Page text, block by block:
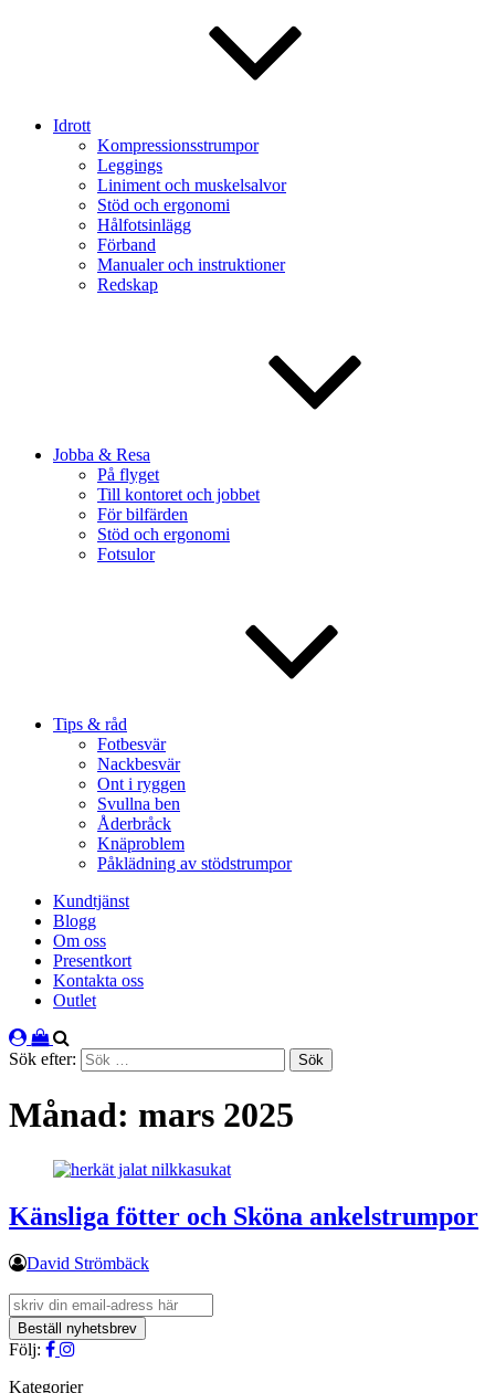
Idrott
Kompressionsstrumpor
Leggings
Liniment och muskelsalvor
Stöd och ergonomi
Hålfotsinlägg
Förband
Manualer och instruktioner
Redskap
Jobba & Resa
På flyget
Till kontoret och jobbet
För bilfärden
Stöd och ergonomi
Fotsulor
Tips & råd
Fotbesvär
Nackbesvär
Ont i ryggen
Svullna ben
Åderbråck
Knäproblem
Påklädning av stödstrumpor
Kundtjänst
Blogg
Om oss
Presentkort
Kontakta oss
Outlet
Sök efter:
Månad: mars 2025
Känsliga fötter och Sköna ankelstrumpor
David Strömbäck
Följ:
Kategorier